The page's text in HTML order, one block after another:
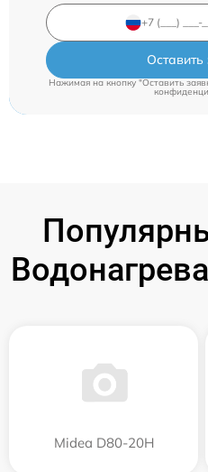
Оставить
Нажимая на кнопку "Оставить
Midea D80-20Н